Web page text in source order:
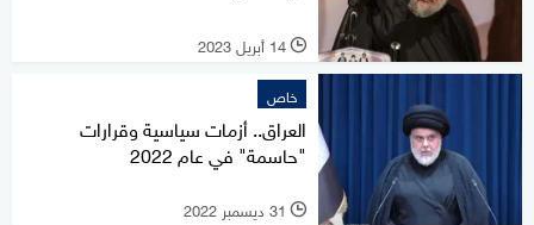
l 14 أبريل 2023
خاص
العراق.. أزمات سياسية وقرارات
"حاسمة" في عام 2022
l 31 ديسمبر 2022